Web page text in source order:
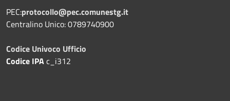
PEC:protocollo@pec.comunestg.it
Centralino Unico: 0789740900
Codice Univoco Ufficio
Codice IPAc_i312